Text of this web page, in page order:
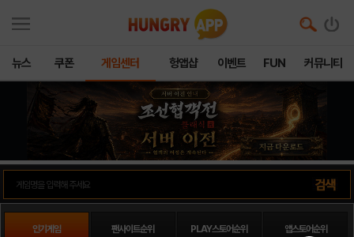
뉴스 쿠폰 게임센터 헝앱샵 이벤트 FUN 커뮤니티
인기게임 팬사이트순위 PLAY스토어순위 앱스토어순위